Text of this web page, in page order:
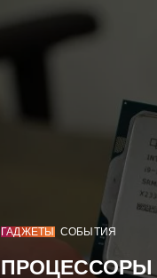
ГАДЖЕТЫ СОБЫТИЯ
ПРОЦЕССОРЫ